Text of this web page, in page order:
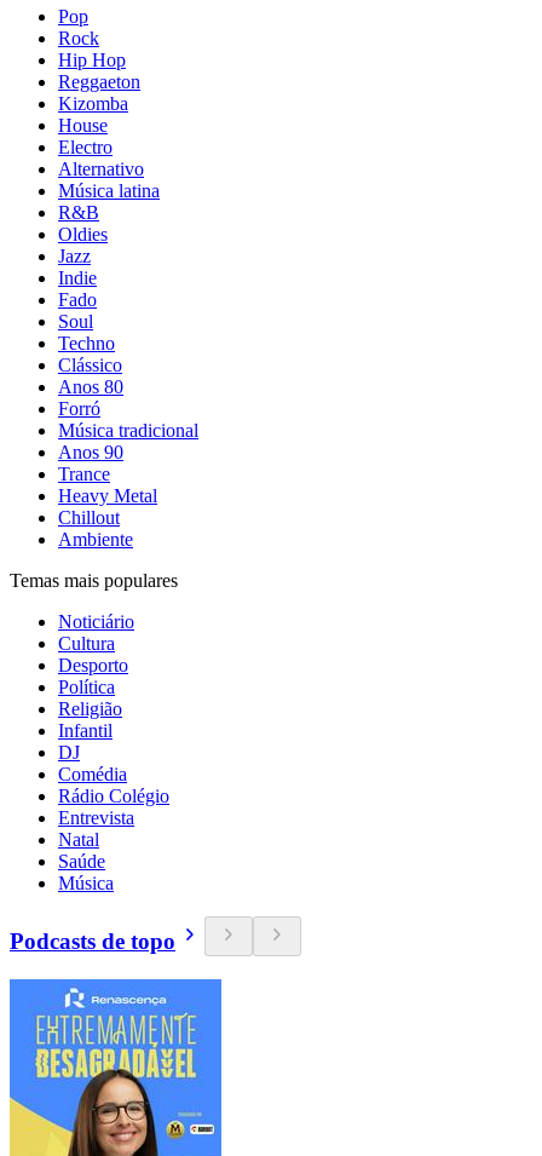
Pop
Rock
Hip Hop
Reggaeton
Kizomba
House
Electro
Alternativo
Música latina
R&B
Oldies
Jazz
Indie
Fado
Soul
Techno
Clássico
Anos 80
Forró
Música tradicional
Anos 90
Trance
Heavy Metal
Chillout
Ambiente
Temas mais populares
Noticiário
Cultura
Desporto
Política
Religião
Infantil
DJ
Comédia
Rádio Colégio
Entrevista
Natal
Saúde
Música
Podcasts de topo